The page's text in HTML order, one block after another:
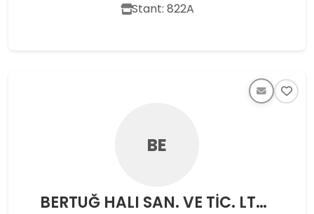
Stant: 822A
BE
BERTUĞ HALI SAN. VE TİC. LTD. ŞTİ